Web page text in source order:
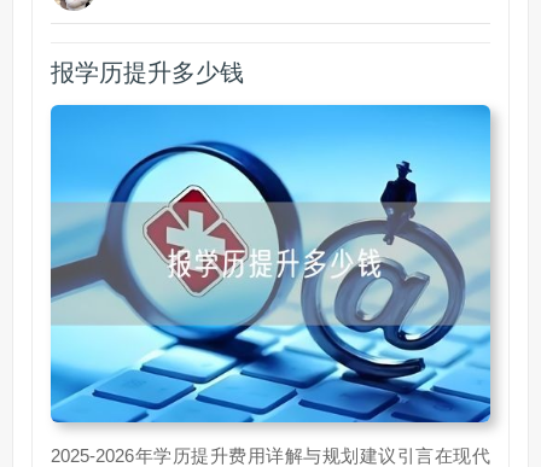
报学历提升多少钱
2025-2026年学历提升费用详解与规划建议引言在现代